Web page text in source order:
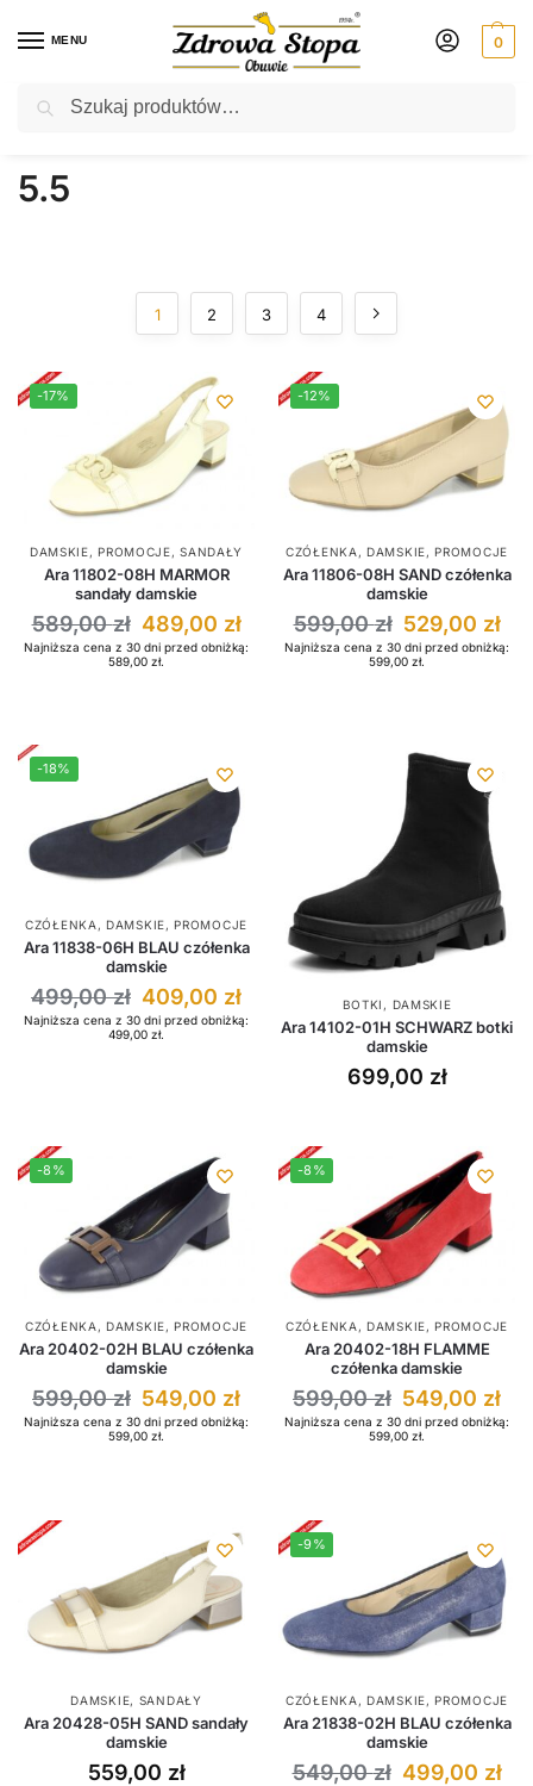
MENU 0
Rabat ⚡ 5% kod: ZDROWASTOPA (na obuwie poza promocją)
5.5
1 2 3 4
-17%
DAMSKIE,PROMOCJE,SANDAŁY
Ara 11802-08H MARMOR
sandały damskie
589,00zł 489,00 zł
Najniższa cena z 30 dni przed obniżką:
589,00 zł.
-12%
CZÓŁENKA ,DAMSKIE,PROMOCJE
Ara 11806-08H SAND czółenka
damskie
599,00zł 529,00 zł
Najniższa cena z 30 dni przed obniżką:
599,00 zł.
-18%
CZÓŁENKA, DAMSKIE, PROMOCJE
Ara 11838-06H BLAU czółenka
damskie
499,00zł 409,00 zł
Najniższa cena z 30 dni przed obniżką:
499,00 zł.
BOTKI , DAMSKIE
Ara 14102-01H SCHWARZ botki
damskie
699,00 zł
-8%
CZÓŁENKA, DAMSKIE, PROMOCJE
Ara 20402-02H BLAU czółenka
damskie
599,00zł 549,00 zł
Najniższa cena z 30 dni przed obniżką:
599,00 zł.
-8%
CZÓŁENKA, DAMSKIE, PROMOCJE
Ara 20402-18H FLAMME
czółenka damskie
599,00zł 549,00 zł
Najniższa cena z 30 dni przed obniżką:
599,00 zł.
DAMSKIE, SANDAŁY
Ara 20428-05H SAND sandały
damskie
559,00 zł
-9%
CZÓŁENKA ,DAMSKIE,PROMOCJE
Ara 21838-02H BLAU czółenka
damskie
549,00zł 499,00 zł